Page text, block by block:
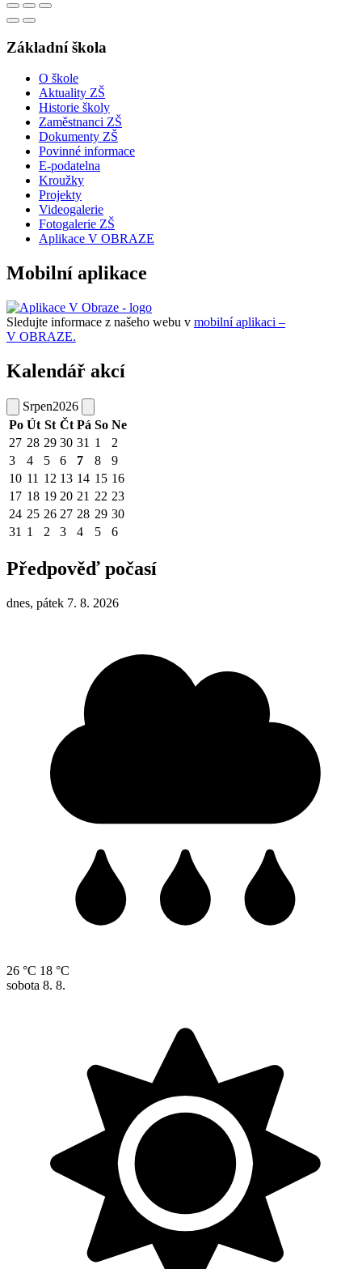
Základní škola
O škole
Aktuality ZŠ
Historie školy
Zaměstnanci ZŠ
Dokumenty ZŠ
Povinné informace
E-podatelna
Kroužky
Projekty
Videogalerie
Fotogalerie ZŠ
Aplikace V OBRAZE
Mobilní aplikace
Sledujte informace z našeho webu v mobilní aplikaci –
V OBRAZE.
Kalendář akcí
Srpen2026
Po Út St Čt Pá So Ne
27 28 29 30 31 1
2
3
4 5 6 7 8
9
10 11 12 13 14 15 16
17 18 19 20 21 22 23
24 25 26 27 28 29 30
31 1 2 3 4 5 6
Předpověď počasí
dnes, pátek 7. 8. 2026
26 °C 18 °C
sobota 8. 8.